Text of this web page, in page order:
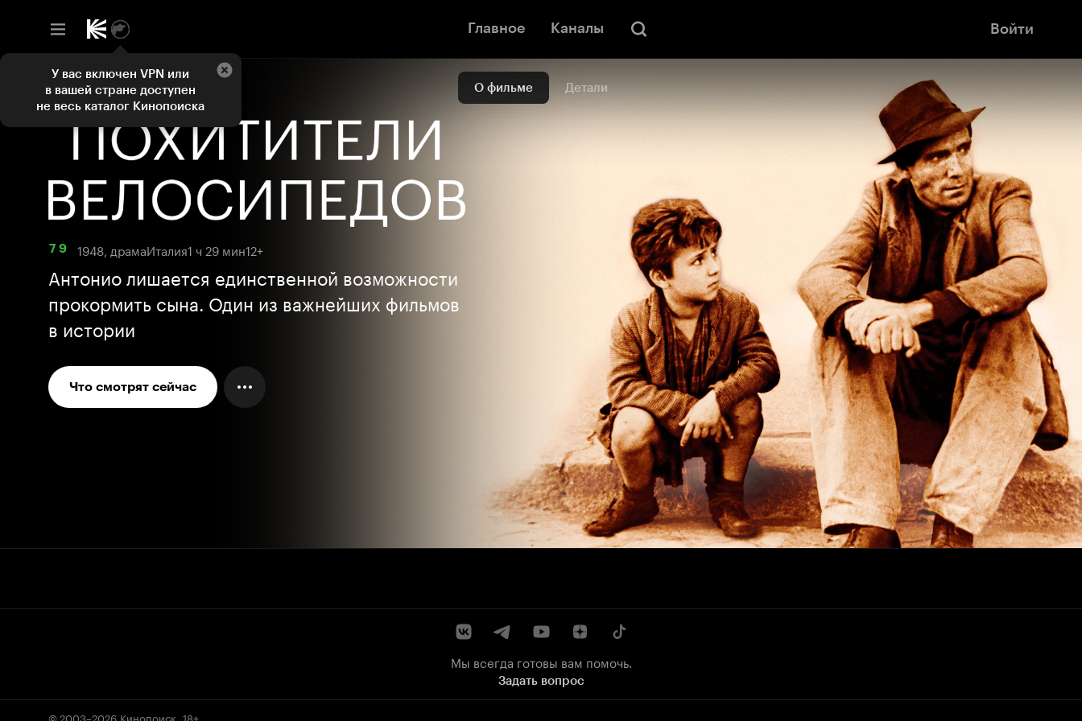
Главное Каналы Войти
О фильме Детали
7 9 1948, драмаИталия1 ч 29 мин12+
Антонио лишается единственной возможности
прокормить сына. Один из важнейших фильмов
в истории
Что смотрят сейчас
Мы всегда готовы вам помочь.
Задать вопрос
© 2003–2026 Кинопоиск 18+
У вас включен VPN или
в вашей стране доступен
не весь каталог Кинопоиска